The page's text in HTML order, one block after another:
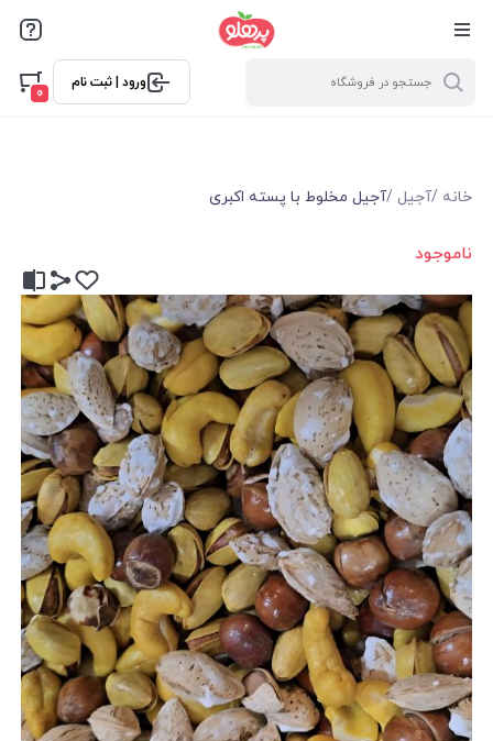
@media screen and (max-width: 500px) { .w-ch{bottom: 125px
!important; left:5px !important;} }
ورود | ثبت نام
0
خانه /آجیل /آجیل مخلوط با پسته اکبری
ناموجود